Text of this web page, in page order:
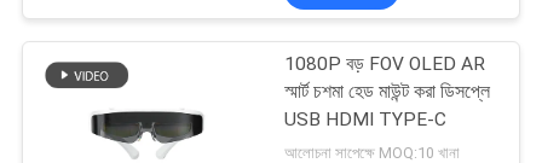
মোবাইল থিয়েটার ভিডিও
10
1080P বড় FOV OLED AR
স্মার্ট চশমা হেড মাউন্ট করা ডিসপ্লে
USB HDMI TYPE-C
আলোচনা সাপেক্ষে MOQ:10 খানা